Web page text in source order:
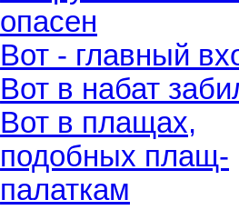
опасен
Вот - главный
Вот в набат
Вот в плащах,
подобных плащ-
палаткам